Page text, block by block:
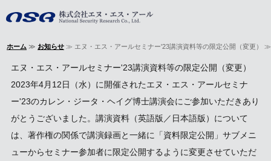
ホーム
会社概要
著書・論文
ホーム ≫ お知らせ ≫ エヌ・エス・アールセミナー'23講演資料等の限定公開（変更） ≫
エヌ・エス・アールセミナー'23講演資料等の限定公開（変更）
2023年4月12日（水）に開催されたエヌ・エス・アールセミナ
ー'23のカレン・ジータ・ヘイグ博士講演会にご参加いただきあり
がとうございました。講演資料（英語版／日本語版）について
は、著作権の関係で講演録画と一緒に「資料限定公開」サブメニ
ューからセミナー参加者に限定公開するように変更させていただ